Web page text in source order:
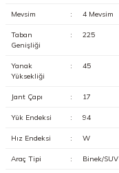
Mevsim : 4 Mevsim
Taban
Genişliği
: 225
Yanak
Yüksekliği
: 45
Jant Çapı : 17
Yük Endeksi : 94
Hız Endeksi : W
Araç Tipi : Binek/SUV